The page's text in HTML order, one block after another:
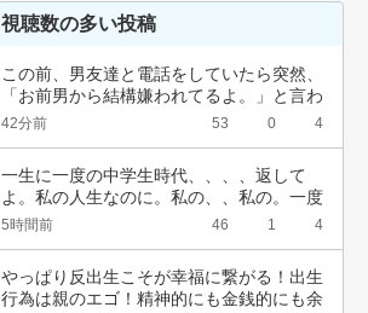
視聴数の多い投稿
この前、男友達と電話をしていたら突然、
「お前男から結構嫌われてるよ。」と言わ
れました…
42分前 53 0 4
一生に一度の中学生時代、、、、返して
よ。私の人生なのに。私の、、私の。一度
でいいから…
5時間前 46 1 4
やっぱり反出生こそが幸福に繋がる！出生
行為は親のエゴ！精神的にも金銭的にも余